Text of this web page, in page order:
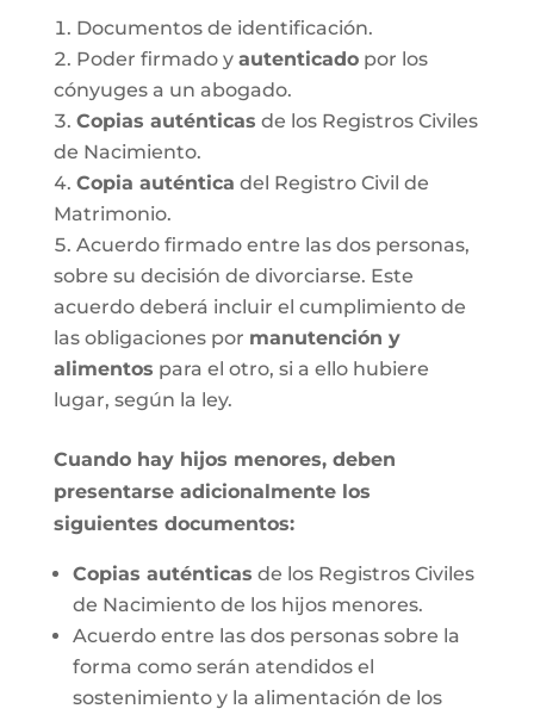
Documentos de identificación.
Poder firmado y autenticadopor los
cónyuges a un abogado.
Copias auténticas de los Registros Civiles
de Nacimiento.
Copia auténtica del Registro Civil de
Matrimonio.
Acuerdo firmado entre las dos personas,
sobre su decisión de divorciarse. Este
acuerdo deberá incluir el cumplimiento de
las obligaciones por manutención y
alimentos para el otro, si a ello hubiere
lugar, según la ley.
Cuando hay hijos menores, deben
presentarse adicionalmente los
siguientes documentos:
Copias auténticas de los Registros Civiles
de Nacimiento de los hijos menores.
Acuerdo entre las dos personas sobre la
forma como serán atendidos el
sostenimiento y la alimentación de los